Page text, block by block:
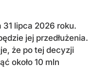
31 lipca 2026 roku.
jej przedłużenia.
że po tej decyzji
około 10 mln